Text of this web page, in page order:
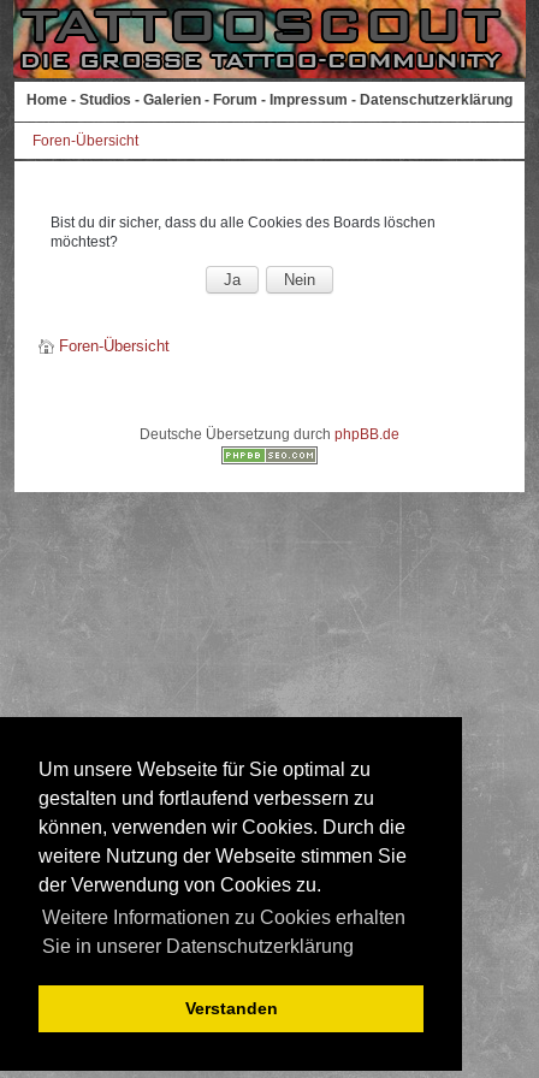
Um unsere Webseite für Sie optimal zu
gestalten und fortlaufend verbessern zu
können, verwenden wir Cookies. Durch die
weitere Nutzung der Webseite stimmen Sie
der Verwendung von Cookies zu.
Weitere Informationen zu Cookies erhalten
Sie in unserer Datenschutzerklärung
Verstanden
Home - Studios - Galerien - Forum - Impressum - Datenschutzerklärung
Foren-Übersicht
Bist du dir sicher, dass du alle Cookies des Boards löschen
möchtest?
Foren-Übersicht
Deutsche Übersetzung durch phpBB.de